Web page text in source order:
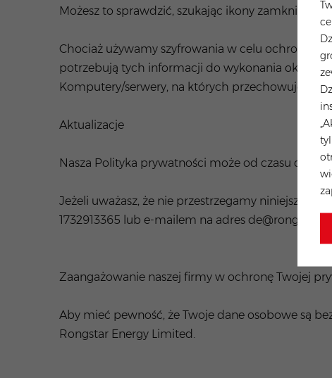
Możesz to sprawdzić, szukając ikony zamkniętej
Chociaż używamy szyfrowania w celu ochrony
potrzebują tych informacji do wykonania
Komputery/serwery, na których przechowujemy
Aktualizacje
Nasza Polityka prywatności może od czasu do
Jeżeli uważasz, że nie przestrzegamy niniejszej
1732913365 lub e-mailem na adres
Zaangażowanie naszej firmy w ochronę Twojej
Aby mieć pewność, że Twoje dane osobowe są
Rongstar Energy Limited.